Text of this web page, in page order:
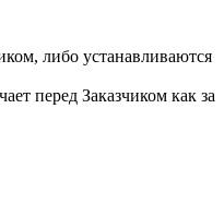
либо устанавливаются
перед Заказчиком как за